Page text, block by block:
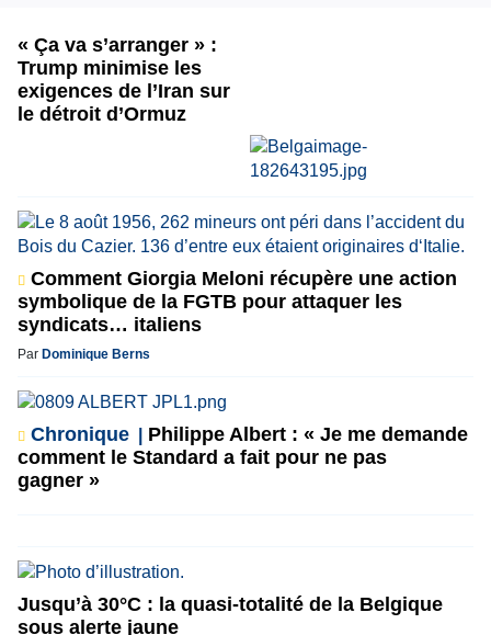
« Ça va s’arranger » :
Trump minimise les
exigences de l’Iran sur
le détroit d’Ormuz
Comment Giorgia Meloni récupère une action
symbolique de la FGTB pour attaquer les
syndicats… italiens
Par Dominique Berns
Chronique
Philippe Albert : « Je me demande
comment le Standard a fait pour ne pas
gagner »
Jusqu’à 30°C : la quasi-totalité de la Belgique
sous alerte jaune